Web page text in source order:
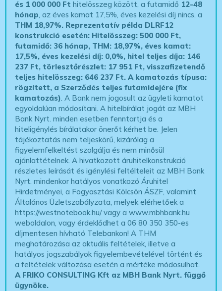
és 1 000 000 Ft hitelösszeg között, a futamidő 12-48
hónap, az éves kamat 17,5%, éves kezelési díj nincs, a
THM 18,97%. Reprezentatív példa DLRF12
konstrukció esetén: Hitelösszeg: 500 000 Ft,
futamidő: 36 hónap, THM: 18,97%, éves kamat:
17,5%, éves kezelési díj: 0,0%, hitel teljes díja: 146
237 Ft, törlesztőrészlet: 17 951 Ft, visszafizetendő
teljes hitelösszeg: 646 237 Ft.A kamatozás típusa:
rögzített, a Szerződés teljes futamidejére (fix
kamatozás). A Bank nem jogosult az ügyleti kamatot
egyoldalúan módosítani. A hitelbírálat jogát az MBH
Bank Nyrt. minden esetben fenntartja és a
hiteligénylés bírálatakor önerőt kérhet be. Jelen
tájékoztatás nem teljeskörű, kizárólag a
figyelemfelkeltést szolgálja és nem minősül
ajánlattételnek. A hivatkozott áruhitelkonstrukció
részletes leírását és igénylési feltélteleit az MBH Bank
Nyrt. mindenkor hatályos vonatkozó Áruhitel
Hirdetményei, a Fogyasztási Kölcsön ÁSZF, valamint
Általános Üzletszabályzata, melyek elérhetőek a
https://westnotebook.hu/vagy a www.mbhbank.hu
weboldalon, vagy érdeklődhet a 06 80 350 350-es
díjmentesen hívható Telebankon! A THM
meghatározása az aktuális feltételek, illetve a
hatályos jogszabályok figyelembevételével történt és
a feltételek változása esetén a mértéke módosulhat.
A FRIKO CONSULTING Kft az MBH Bank Nyrt. függő
ügynöke.